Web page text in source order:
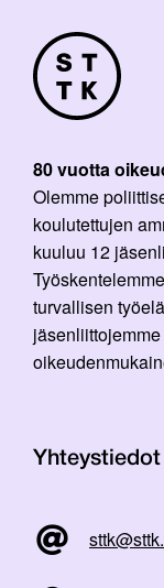
80 vuotta
Olemme
koulutettujen
kuuluu 12
turvallisen
Yhteystiedot